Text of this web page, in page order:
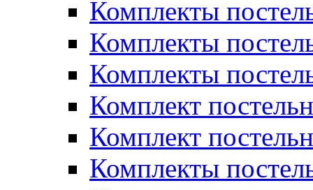
Комплекты
Комплекты
Комплекты
Комплект
Комплект
Комплекты